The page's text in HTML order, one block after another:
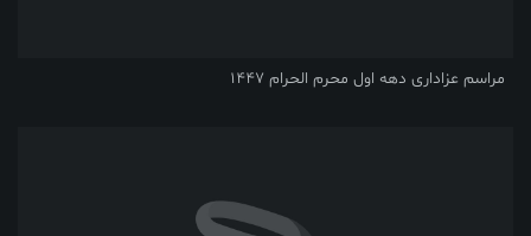
مراسم عزاداری دهه اول محرم الحرام 1447